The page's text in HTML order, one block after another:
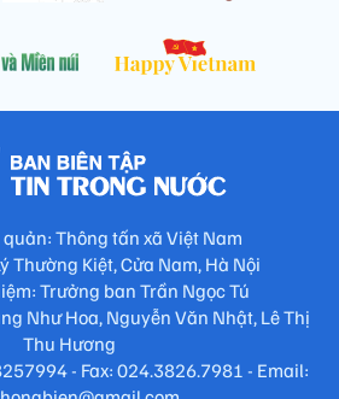
Thông tấn xã Việt Nam
Thường Kiệt, Cửa Nam, Hà Nội
Trưởng ban Trần Ngọc Tú
Như Hoa, Nguyễn Văn Nhật, Lê Thị
Thu Hương
- Fax: 024.3826.7981 - Email: